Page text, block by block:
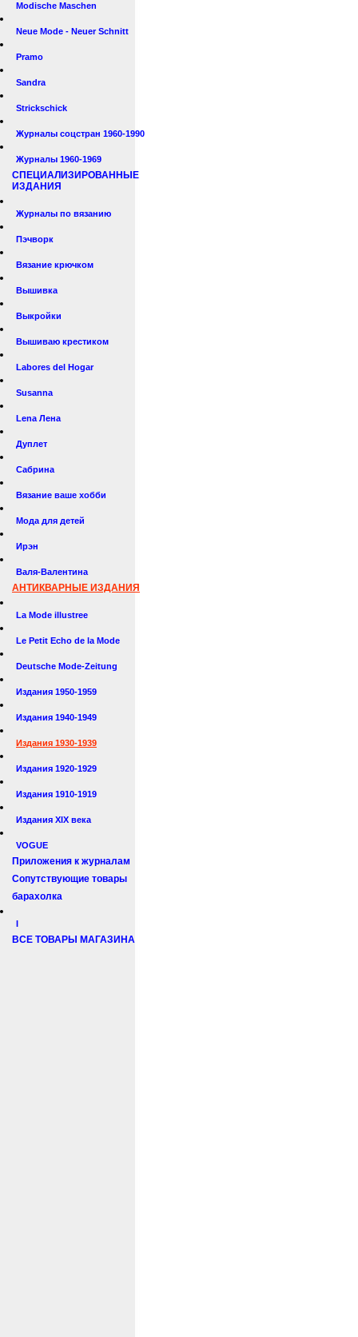
Modische Maschen
Neue Mode - Neuer Schnitt
Pramo
Sandra
Strickschick
Журналы соцстран 1960-1990
Журналы 1960-1969
СПЕЦИАЛИЗИРОВАННЫЕ
ИЗДАНИЯ
Журналы по вязанию
Пэчворк
Вязание крючком
Вышивка
Выкройки
Вышиваю крестиком
Labores del Hogar
Susanna
Lena Лена
Дуплет
Сабрина
Вязание ваше хобби
Мода для детей
Ирэн
Валя-Валентина
АНТИКВАРНЫЕ ИЗДАНИЯ
La Mode illustree
Le Petit Echo de la Mode
Deutsche Mode-Zeitung
Издания 1950-1959
Издания 1940-1949
Издания 1930-1939
Издания 1920-1929
Издания 1910-1919
Издания XIX века
VOGUE
Приложения к журналам
Сопутствующие товары
барахолка
I
ВСЕ ТОВАРЫ МАГАЗИНА